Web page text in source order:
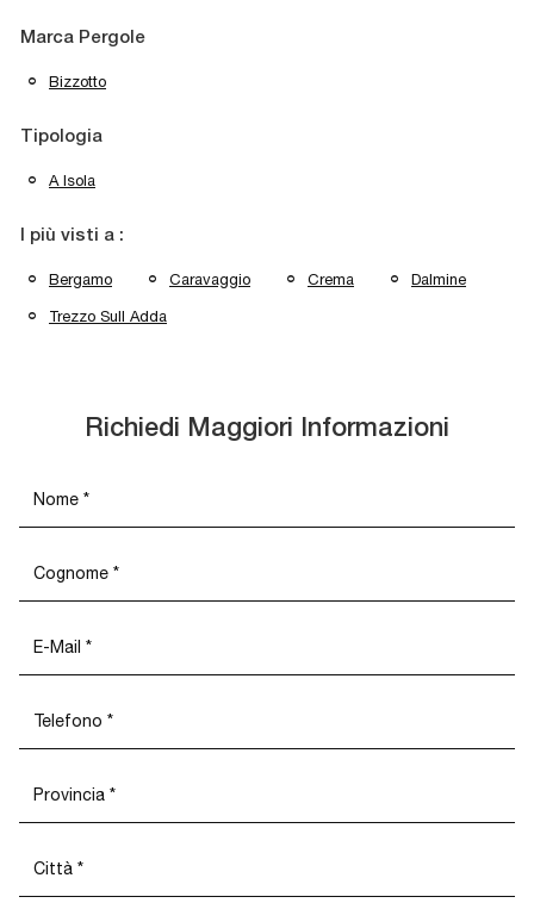
Marca Pergole
Bizzotto
Tipologia
A Isola
I più visti a :
Bergamo Caravaggio Crema Dalmine
Trezzo Sull Adda
Richiedi Maggiori Informazioni